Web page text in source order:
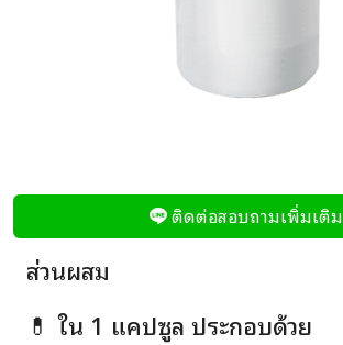
ติดต่อสอบถามเพิ่มเติม
ส่วนผสม
💊 ใน 1 แคปซูล ประกอบด้วย